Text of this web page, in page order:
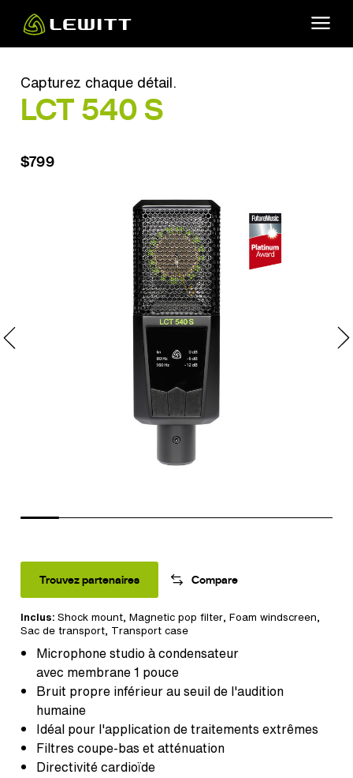
main
Capturez chaque détail.
LCT 540 S
Microphone studio à condensateur
avec membrane 1 pouce
Bruit propre inférieur au seuil de l'audition
humaine
Idéal pour l'application de traitements extrêmes
Filtres coupe-bas et atténuation
Directivité cardioïde
Inclus: Shock mount, Magnetic pop filter, Foam windscreen,
Sac de transport, Transport case
$799
Trouvez partenaires Compare